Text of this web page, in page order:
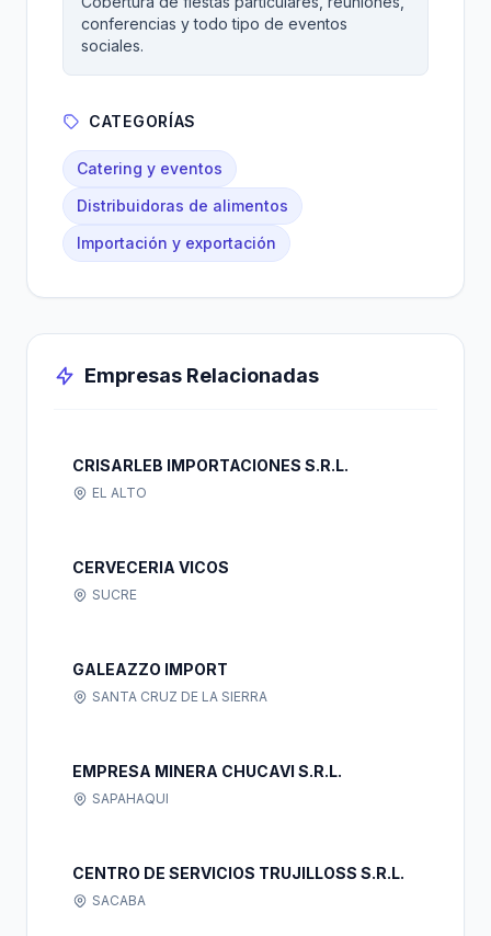
conferencias y todo tipo de eventos
sociales.
CATEGORÍAS
Catering y eventos
Distribuidoras de alimentos
Importación y exportación
Empresas Relacionadas
CRISARLEB IMPORTACIONES S.R.L.
EL ALTO
CERVECERIA VICOS
SUCRE
GALEAZZO IMPORT
SANTA CRUZ DE LA SIERRA
EMPRESA MINERA CHUCAVI S.R.L.
SAPAHAQUI
CENTRO DE SERVICIOS TRUJILLOSS S.R.L.
SACABA